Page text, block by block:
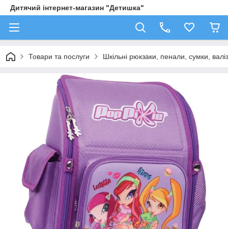
Дитячий інтернет-магазин "Детишка"
Товари та послуги Шкільні рюкзаки, пенали, сумки,